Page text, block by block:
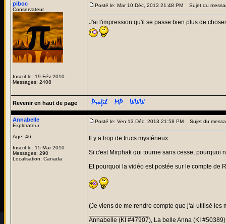
piboc
Conservateur
Inscrit le: 19 Fév 2010
Messages: 2408
Posté le: Mar 10 Déc, 2013 21:48 PM Sujet du
J'ai l'impression qu'il se passe bien plus de
Revenir en haut de page
Annabelle
Explorateur
Age: 46
Inscrit le: 15 Mar 2010
Messages: 290
Localisation: Canada
Posté le: Ven 13 Déc, 2013 21:58 PM Sujet du
Il y a trop de trucs mystérieux...
Si c'est Mirphak qui tourne sans cesse, pourquoi
Et pourquoi la vidéo est postée sur le compte de
(Je viens de me rendre compte que j'ai utilisé les
Annabelle (KI #47907), La belle Anna (KI #50389)